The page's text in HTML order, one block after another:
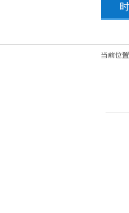
当前位置